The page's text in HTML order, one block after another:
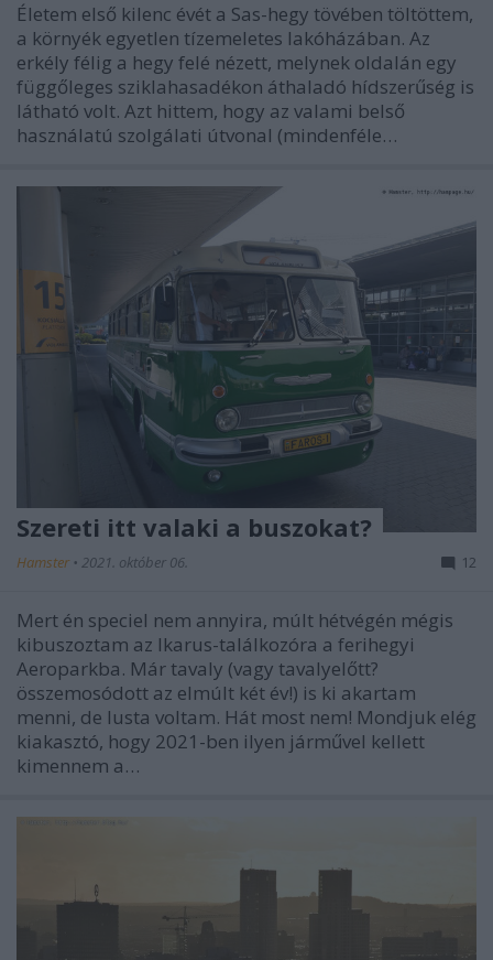
Életem első kilenc évét a Sas-hegy tövében töltöttem,
a környék egyetlen tízemeletes lakóházában. Az
erkély félig a hegy felé nézett, melynek oldalán egy
függőleges sziklahasadékon áthaladó hídszerűség is
látható volt. Azt hittem, hogy az valami belső
használatú szolgálati útvonal (mindenféle…
Szereti itt valaki a buszokat?
Hamster • 2021. október 06. 12
Mert én speciel nem annyira, múlt hétvégén mégis
kibuszoztam az Ikarus-találkozóra a ferihegyi
Aeroparkba. Már tavaly (vagy tavalyelőtt?
összemosódott az elmúlt két év!) is ki akartam
menni, de lusta voltam. Hát most nem! Mondjuk elég
kiakasztó, hogy 2021-ben ilyen járművel kellett
kimennem a…